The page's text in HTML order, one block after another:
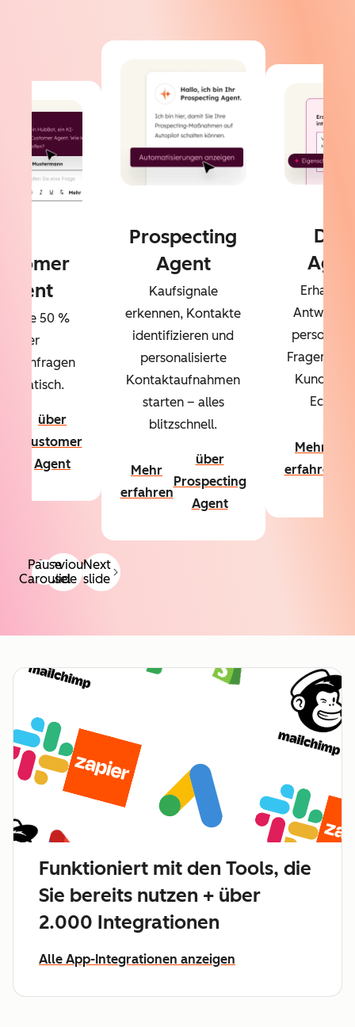
Previous
slide
Next
slide
Sie 50 %
Ihrer
über
Customer
Agent
Prospecting
Agent
Kaufsignale
erkennen, Kontakte
identifizieren und
personalisierte
Kontaktaufnahmen
starten – alles
blitzschnell.
Mehr
erfahren
über
Prospecting
Agent
Erhalten
Fragen
Mehr
erfahren
Pause
Carousel
Funktioniert mit den Tools, die
Sie bereits nutzen + über
2.000 Integrationen
Alle App-Integrationen anzeigen